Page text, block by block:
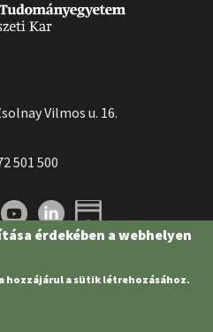
Vilmos u. 16.
501 500
érdekében a webhelyen
hozzájárul a sütik létrehozásához.